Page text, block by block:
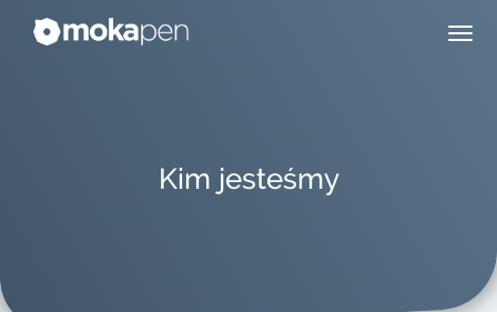
Kim jesteśmy